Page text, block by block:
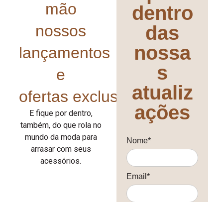
mão
nossos
lançamentos
e
ofertas exclusivas!
E fique por dentro,
também, do que rola no
mundo da moda para
arrasar com seus
acessórios.
dentro
das
nossa
s
atualiz
ações
Nome*
Email*